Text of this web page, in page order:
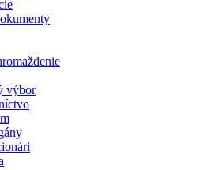
výbor